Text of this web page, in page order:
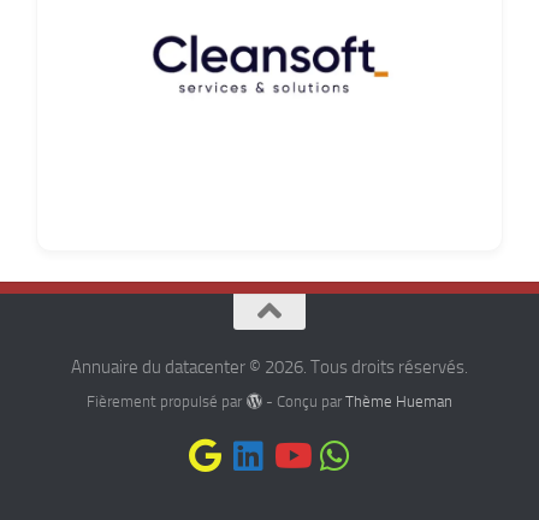
Annuaire du datacenter © 2026. Tous droits réservés.
Fièrement propulsé par - Conçu par Thème Hueman